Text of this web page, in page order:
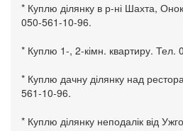
* Куплю ділянку в р-ні Шахта,
050-561-10-96.
* Куплю 1-, 2-кімн. квартиру. Тел.
* Куплю дачну ділянку над
561-10-96.
* Куплю ділянку неподалік від